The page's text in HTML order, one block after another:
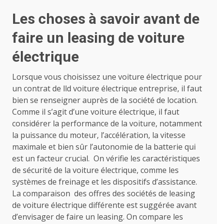
Les choses à savoir avant de
faire un leasing de voiture
électrique
Lorsque vous choisissez une voiture électrique pour
un contrat de lld voiture électrique entreprise, il faut
bien se renseigner auprès de la société de location.
Comme il s’agit d’une voiture électrique, il faut
considérer la performance de la voiture, notamment
la puissance du moteur, l’accélération, la vitesse
maximale et bien sûr l’autonomie de la batterie qui
est un facteur crucial. On vérifie les caractéristiques
de sécurité de la voiture électrique, comme les
systèmes de freinage et les dispositifs d’assistance.
La comparaison des offres des sociétés de leasing
de voiture électrique différente est suggérée avant
d’envisager de faire un leasing. On compare les